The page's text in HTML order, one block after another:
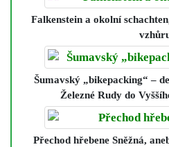
Falkenstein a okolní schachten
Šumavský „bikepacking“ –
Železné Rudy do
Přechod hřebene Sněžná,